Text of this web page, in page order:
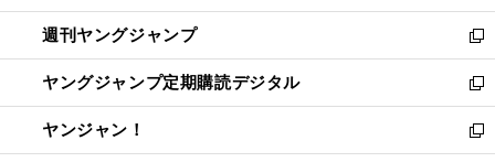
開
く
ウ
で
開
く
ン
ド
ウ
で
開
く
ウ
ィ
ン
ド
ウ
で
開
週刊ヤングジャンプ
新
し
い
ウ
ィ
ン
ヤングジャンプ定期購読デジタル
新
し
い
ウ
ヤンジャン！
新
し